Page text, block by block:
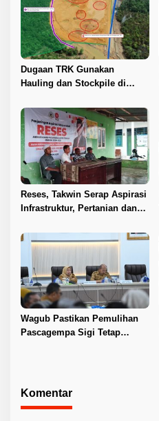
Dugaan TRK Gunakan
Hauling dan Stockpile di
Antam Buka Peta IUP
Reses, Takwin Serap Aspirasi
Infrastruktur, Pertanian dan
Wagub Pastikan Pemulihan
Pascagempa Sigi Tetap
Komentar